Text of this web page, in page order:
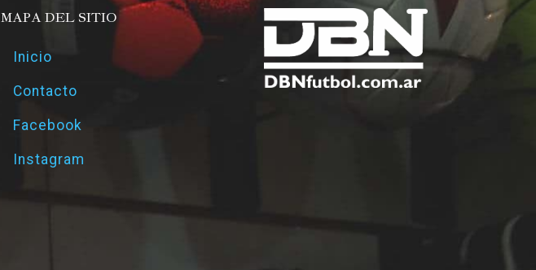
MAPA DEL SITIO
Inicio
Contacto
Facebook
Instagram